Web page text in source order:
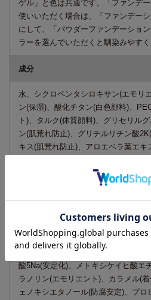
ゲル」と色は共通です。「ファンデ
使いいただく場合は、「ファンデー
にして、「パウダーファンデーショ
ラーを選んでいただくと馴染みやすく
成分
水、シクロペンタシロキサン(エモリ
ン(保湿)、酸化チタン(白色顔料)、
ト)、タルク(体質顔料)、グリセリル
ン(肌荒れ防止)、グリチルリチン酸
キス(肌荒れ防止)、アロエベラ葉エキ
ス(保湿)、アボカド油(エモリエント)
ト)、ビフィズス菌培養溶解質(保湿)
ン(保湿)、ヒアルロン酸Na(保湿)、黒
酸Na(粘度調整)、カルボマー(粘度調
クトライト(増粘)、ジメチコン(エモ
ソルビタン(乳化)、リン酸トリオレイ
料)、水酸化K(pH調整)、トコフェロ
酸5Na(安定化)、メトキシケイヒ酸エ
ラノリン(エモリエント)、カラメル(
ェノキシエタノール(防腐安定)、プロ